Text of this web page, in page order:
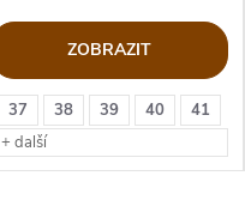
37 38 39 40
41
+ další
ZOBRAZIT